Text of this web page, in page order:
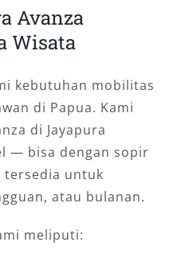
Avanza
Wisata
kebutuhan mobilitas
di Papua. Kami
di Jayapura
— bisa dengan sopir
tersedia untuk
atau bulanan.
meliputi: